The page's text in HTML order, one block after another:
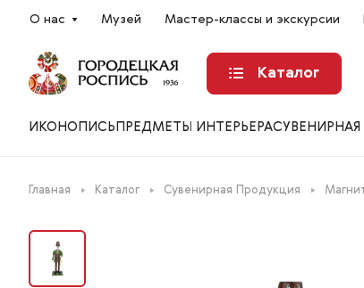
О нас Музей Мастер-классы и экскурсии
Каталог
ИКОНОПИСЬ ПРЕДМЕТЫ ИНТЕРЬЕРА
Главная Каталог Сувенирная Продукция